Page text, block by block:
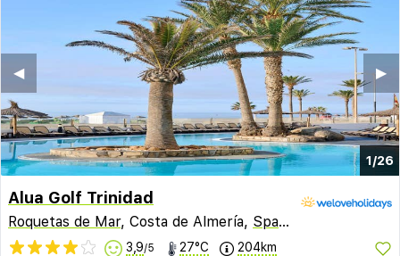
1/26
▶︎
◀︎
Alua Golf Trinidad
Roquetas de Mar, Costa de Almería, Spanien
3,9/5 27°C 204km